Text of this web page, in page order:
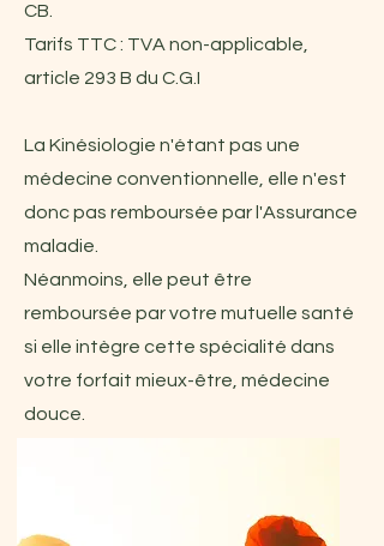
CB.
Tarifs TTC : TVA non-applicable,
article 293 B du C.G.I
La Kinésiologie n'étant pas une
médecine conventionnelle, elle n'est
donc pas remboursée par l'Assurance
maladie.
Néanmoins, elle peut être
remboursée par votre mutuelle santé
si elle intègre cette spécialité dans
votre forfait mieux-être, médecine
douce.